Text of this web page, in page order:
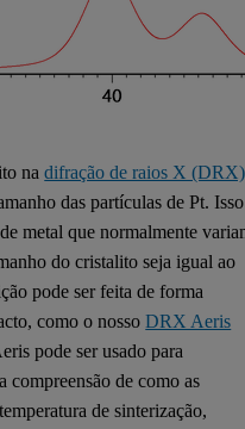
nadifração de raios X (DRX)
das partículas de Pt. Isso
metal que normalmente
do cristalito seja igual ao
pode ser feita de forma
como o nossoDRX Aeris
pode ser usado para
compreensão de como as
de sinterização,